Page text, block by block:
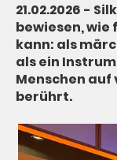
21.02.2026 -
bewiesen,
kann: als
als ein
Menschen
berührt.